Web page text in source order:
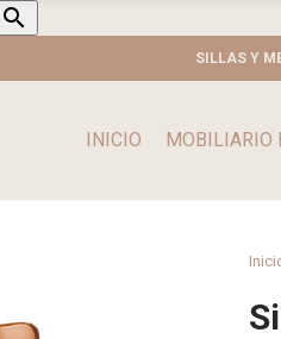

SILLAS Y
INICIO MOBILIARIO